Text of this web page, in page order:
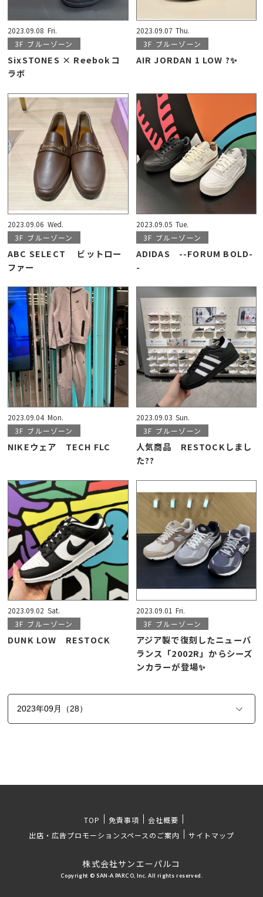
2023.09.08 Fri.
3F ブルーゾーン
SixSTONES × Reebokコ
ラボ
2023.09.07 Thu.
3F ブルーゾーン
AIR JORDAN 1 LOW ?✨
2023.09.06 Wed.
3F ブルーゾーン
ABC SELECT ビットロー
ファー
2023.09.05 Tue.
3F ブルーゾーン
ADIDAS --FORUM BOLD-
-
2023.09.04 Mon.
3F ブルーゾーン
NIKEウェア TECH FLC
2023.09.03 Sun.
3F ブルーゾーン
人気商品 RESTOCKしまし
た??
2023.09.02 Sat.
3F ブルーゾーン
DUNK LOW RESTOCK
2023.09.01 Fri.
3F ブルーゾーン
アジア製で復刻したニューバ
ランス「2002R」からシーズ
ンカラーが登場✨
TOP 免責事項
会社概要
出店・広告プロモーションスペースのご案内
サイトマップ
株式会社サンエーパルコ
Copyright © SAN-A PARCO, Inc. All rights reserved.